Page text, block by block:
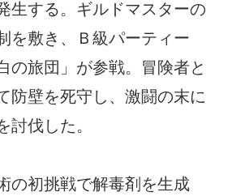
生する。ギルドマスターの
を敷き、Ｂ級パーティー
の旅団」が参戦。冒険者と
防壁を死守し、激闘の末に
討伐した。
の初挑戦で解毒剤を生成